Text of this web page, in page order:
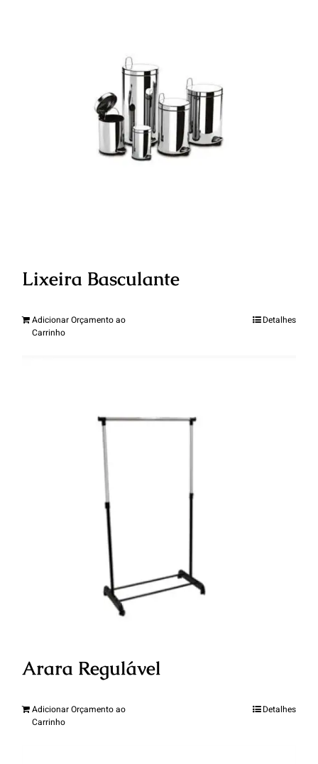
Lixeira Basculante
Adicionar Orçamento ao
Carrinho
Detalhes
Arara Regulável
Adicionar Orçamento ao
Carrinho
Detalhes